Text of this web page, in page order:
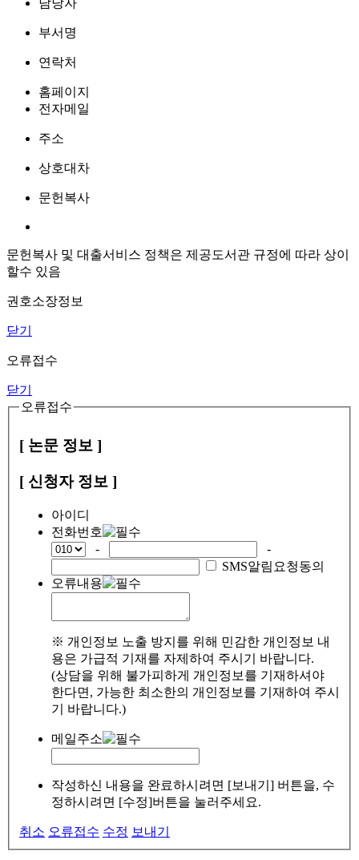
부서명
연락처
홈페이지
전자메일
주소
상호대차
문헌복사
문헌복사 및 대출서비스 정책은 제공도서관 규정에 따라 상이
할수 있음
권호소장정보
닫기
오류접수
닫기
오류접수
[ 논문 정보 ]
[ 신청자 정보 ]
아이디
전화번호
-
-
SMS알림요청동의
오류내용
※ 개인정보 노출 방지를 위해 민감한 개인정보 내
용은 가급적 기재를 자제하여 주시기 바랍니다.
(상담을 위해 불가피하게 개인정보를 기재하셔야
한다면, 가능한 최소한의 개인정보를 기재하여 주시
기 바랍니다.)
메일주소
작성하신 내용을 완료하시려면 [보내기] 버튼을, 수
정하시려면 [수정]버튼을 눌러주세요.
취소 오류접수 수정 보내기